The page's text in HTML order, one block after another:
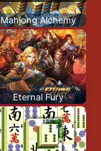
Mahjong Alchemy
Eternal Fury